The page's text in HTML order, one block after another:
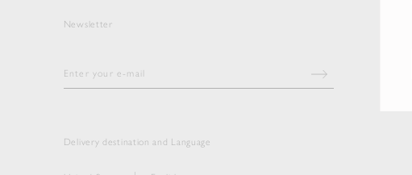
Newsletter
Delivery destination and Language